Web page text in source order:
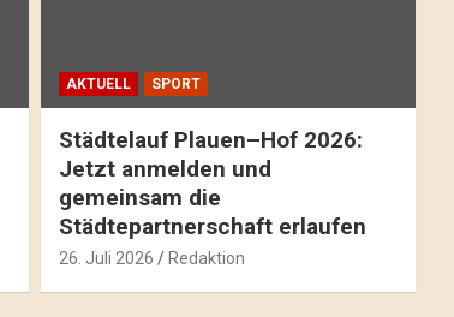
AKTUELL SPORT
Städtelauf Plauen–Hof 2026:
Jetzt anmelden und
gemeinsam die
Städtepartnerschaft erlaufen
26. Juli 2026 Redaktion